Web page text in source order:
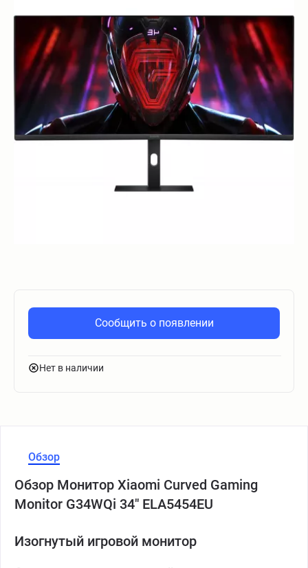
Сообщить о появлении
Нет в наличии
Обзор
Обзор Монитор Xiaomi Curved Gaming
Monitor G34WQi 34" ELA5454EU
Изогнутый игровой монитор